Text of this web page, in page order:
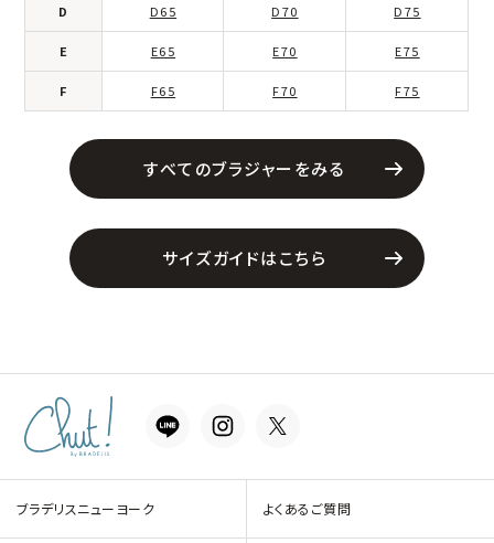
D D65 D70 D75
E E65 E70 E75
F F65 F70 F75
すべてのブラジャーをみる
サイズガイドはこちら
ブラデリスニューヨーク よくあるご質問